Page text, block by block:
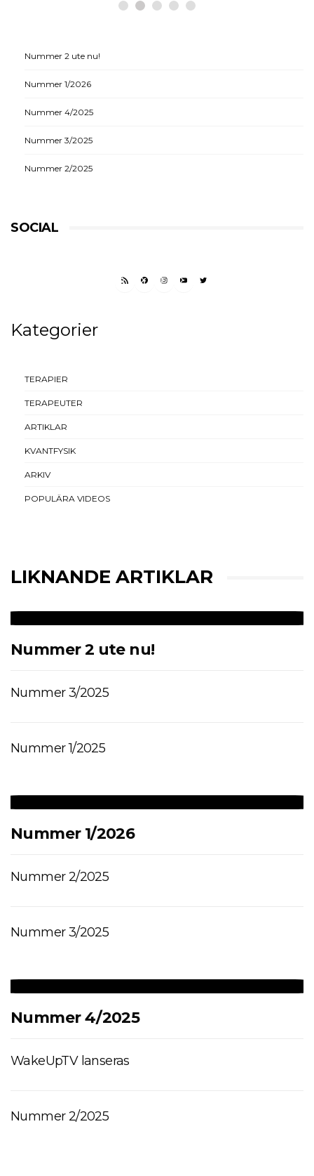
Nummer 2 ute nu!
Nummer 1/2026
Nummer 4/2025
Nummer 3/2025
Nummer 2/2025
SOCIAL
RSS FEEDFACEBOOK
INSTAGRAM
YOUTUBETWITTER
Kategorier
TERAPIER
TERAPEUTER
ARTIKLAR
KVANTFYSIK
ARKIV
POPULÄRA VIDEOS
LIKNANDE ARTIKLAR
Nummer 2 ute nu!
Nummer 3/2025
Nummer 1/2025
Nummer 1/2026
Nummer 2/2025
Nummer 3/2025
Nummer 4/2025
WakeUpTV lanseras
Nummer 2/2025